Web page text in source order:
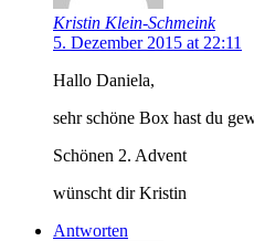
Kristin Klein-Schmeink
5. Dezember 2015 at 22:11
Hallo Daniela,
sehr schöne Box hast du
Schönen 2. Advent
wünscht dir Kristin
Antworten